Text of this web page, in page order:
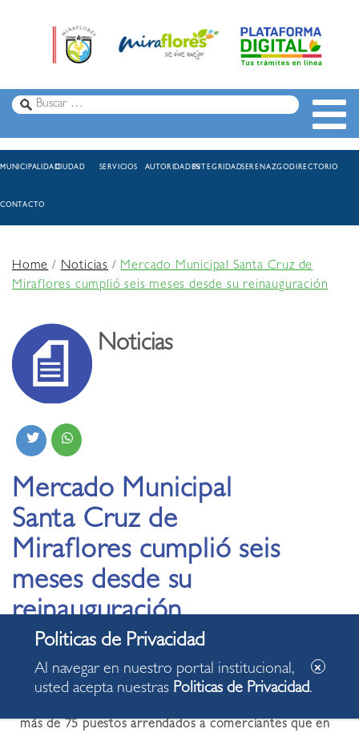
MUNICIPALIDADCIUDAD SERVICIOS AUTORIDADESINTEGRIDADSERENAZGODIRECTORIO
CONTACTO
Home/Noticias /Mercado Municipal Santa Cruz de
Miraflores cumplió seis meses desde su reinauguración
Noticias
Mercado Municipal
Santa Cruz de
Miraflores cumplió seis
meses desde su
reinauguración
24.05.2024
más de 75 puestos arrendados a comerciantes que en
Al navegar en nuestro portal institucional,
usted acepta nuestras Politicas de Privacidad.